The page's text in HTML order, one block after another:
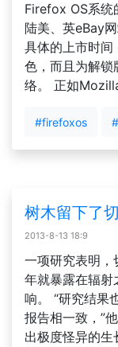
Firefox OS系
陆美、英eBay
具体的上市时间
色，而且为解锁
络。 正如
#firefoxos
树木留下了
2013-8-13 18:9
一项研究表明，
年就暴露在辐射
响。 “研究结果
报告相一致，”
出极度怪异的